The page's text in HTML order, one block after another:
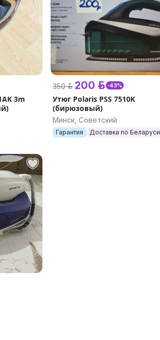
3m
350 р. 200 р. -43%
Утюг Polaris PSS 7510K
(бирюзовый)
Минск, Советский
Гарантия Доставка по Беларуси